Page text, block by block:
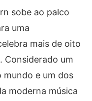
sobe ao palco
uma
mais de oito
Considerado um
mundo e um dos
moderna música